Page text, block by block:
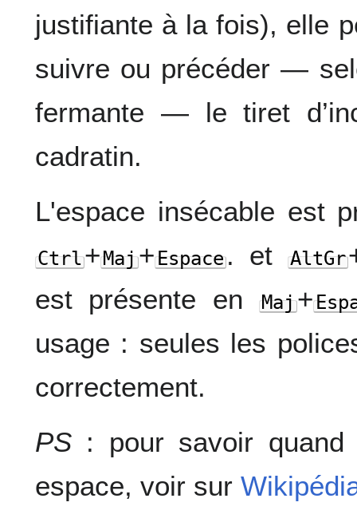
justifiante à la fois), elle
suivre ou précéder —
fermante — le tiret
cadratin.
L'espace insécable est
Ctrl+Maj+Espace . et AltGr
est présente en
Maj+
usage : seules les
correctement.
PS : pour savoir quand
espace, voir sur